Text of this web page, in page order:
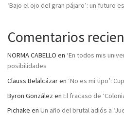
‘Bajo el ojo del gran pájaro’: un futuro
Comentarios
NORMA CABELLO en ‘En todos mis
posibilidades
Clauss Belalcázaren ‘No es mi tipo’:
Byron González en El fracaso de
Pichake en Un año del brutal adiós a